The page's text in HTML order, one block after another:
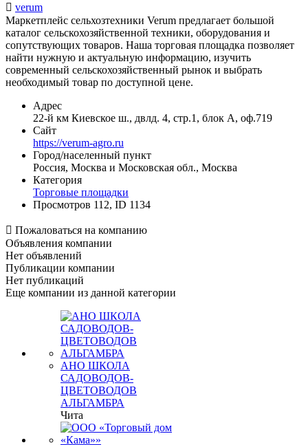
 verum
Маркетплейс сельхозтехники Verum предлагает большой
каталог сельскохозяйственной техники, оборудования и
сопутствующих товаров. Наша торговая площадка позволяет
найти нужную и актуальную информацию, изучить
современный сельскохозяйственный рынок и выбрать
необходимый товар по доступной цене.
Адрес
22-й км Киевское ш., двлд. 4, стр.1, блок А, оф.719
Сайт
https://verum-agro.ru
Город/населенный пункт
Россия, Москва и Московская обл., Москва
Категория
Торговые площадки
Просмотров 112, ID 1134
 Пожаловаться на компанию
Объявления компании
Нет объявлений
Публикации компании
Нет публикаций
Еще компании из данной категории
АНО ШКОЛА
САДОВОДОВ-
ЦВЕТОВОДОВ
АЛЬГАМБРА
Чита